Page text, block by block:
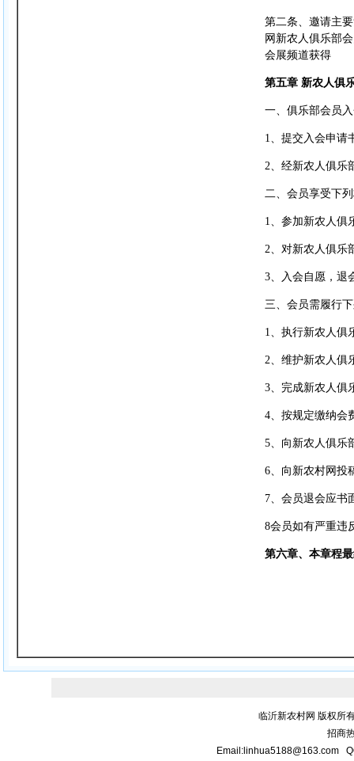
第二条、邀请主
网新农人俱乐部
会展频道获得
第五章 新农人俱
一、俱乐部会员
1、提交入会申
2、经新农人俱乐
二、会员享受下
1、参加新农人俱
2、对新农人俱乐
3、入会自愿，退
三、会员需履行
1、执行新农人俱
2、维护新农人俱
3、完成新农人俱
4、按规定缴纳会
5、向新农人俱乐
6、向新农村网投
7、会员退会应书
8会员如有严重违
第六章、本章程
临沂新农村网 版权所
招商
Email:linhua5188@163.com